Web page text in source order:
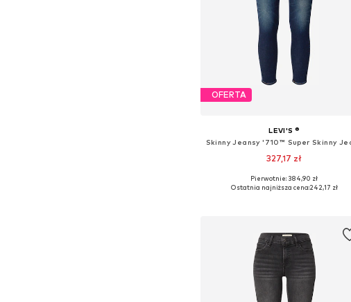
OFERTA
LEVI'S ®
327,17 zł
Dostępne w różnych rozmiarach
Pierwotnie: 384,90 zł
Ostatnia najniższa cena:242,17 zł